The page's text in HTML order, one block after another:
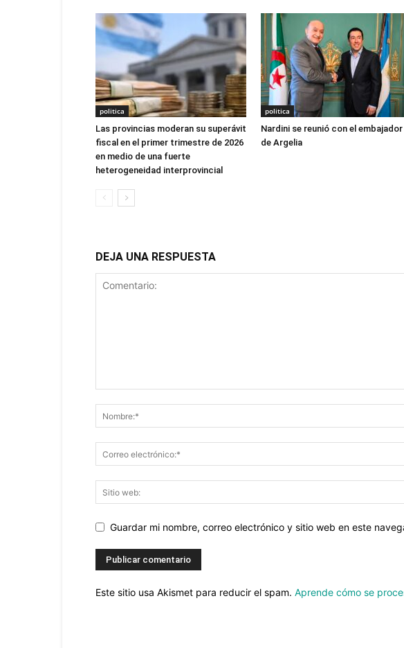
politica
Las provincias moderan su superávit
fiscal en el primer trimestre de 2026
en medio de una fuerte
heterogeneidad interprovincial
politica
Nardini se reunió con el embajador
de Argelia
DEJA UNA RESPUESTA
Guardar mi nombre, correo electrónico y sitio web en este
Este sitio usa Akismet para reducir el spam. Aprende cómo se